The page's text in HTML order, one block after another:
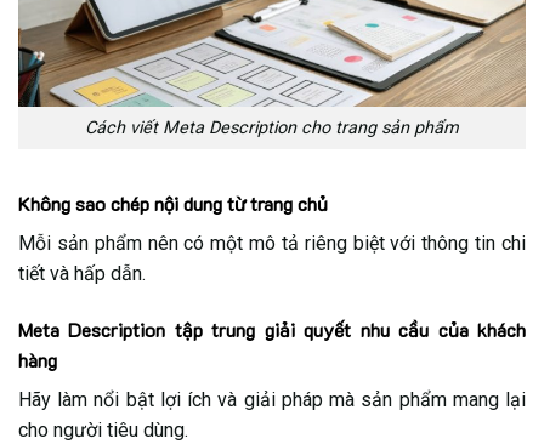
Cách viết Meta Description cho trang sản phẩm
Không sao chép nội dung từ trang chủ
Mỗi sản phẩm nên có một mô tả riêng biệt với thông tin chi
tiết và hấp dẫn.
Meta Description tập trung giải quyết nhu cầu của khách
hàng
Hãy làm nổi bật lợi ích và giải pháp mà sản phẩm mang lại
cho người tiêu dùng.